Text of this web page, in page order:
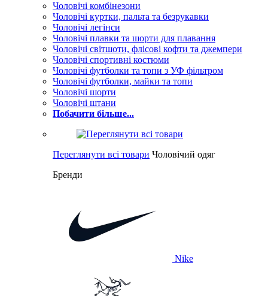
Чоловічі комбінезони
Чоловічі куртки, пальта та безрукавки
Чоловічі легінси
Чоловічі плавки та шорти для плавання
Чоловічі світшоти, флісові кофти та джемпери
Чоловічі спортивні костюми
Чоловічі футболки та топи з УФ фільтром
Чоловічі футболки, майки та топи
Чоловічі шорти
Чоловічі штани
Побачити більше...
Переглянути всі товари Чоловічий одяг
Бренди
Nike